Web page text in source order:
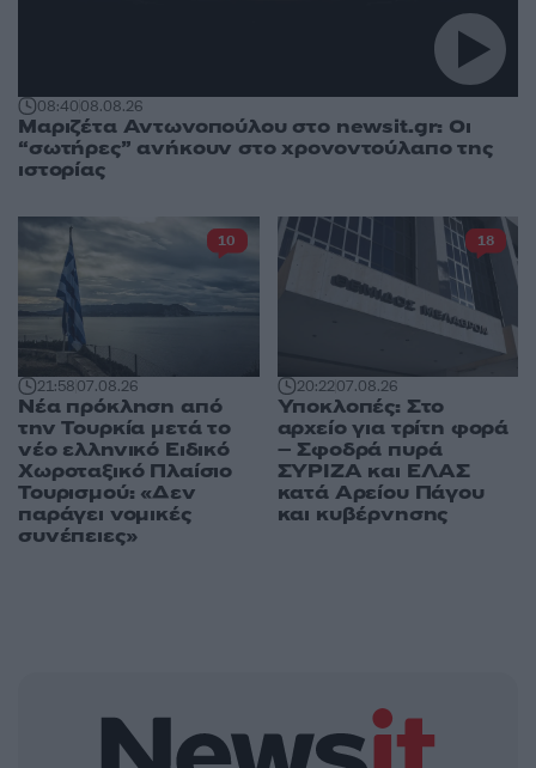
08:4008.08.26
Μαριζέτα Αντωνοπούλου στο newsit.gr: Οι
“σωτήρες” ανήκουν στο χρονοντούλαπο της
ιστορίας
21:5807.08.26
Νέα πρόκληση από
την Τουρκία μετά το
νέο ελληνικό Ειδικό
Χωροταξικό Πλαίσιο
Τουρισμού: «Δεν
παράγει νομικές
συνέπειες»
10
20:2207.08.26
Υποκλοπές: Στο
αρχείο για τρίτη φορά
– Σφοδρά πυρά
ΣΥΡΙΖΑ και ΕΛΑΣ
κατά Αρείου Πάγου
και κυβέρνησης
18